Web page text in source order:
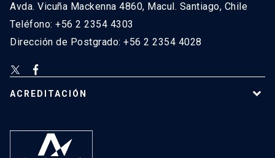
Avda. Vicuña Mackenna 4860, Macul. Santiago, Chile
Teléfono: +56 2 2354 4303
Dirección de Postgrado: +56 2 2354 4028
ACREDITACIÓN